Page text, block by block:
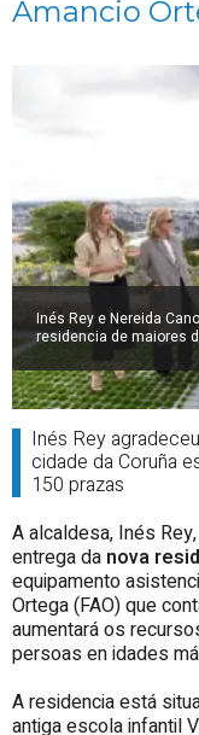
Amancio
Inés Rey e Nereida
residencia de maiores
Inés Rey
cidade da Coruña
150 prazas
A alcaldesa, Inés
entrega da nova
equipamento
Ortega (FAO) que
aumentará os
persoas en idades
A residencia está
antiga escola infantil